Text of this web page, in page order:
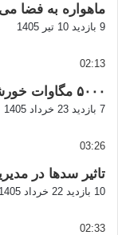
ماهواره به فضا
9 بازدید 10 تیر 1405
02:13
۵۰۰۰ مگاوات خورشیدی؛ رویای سبز یا وعده تکراری؟
7 بازدید 23 خرداد 1405
03:26
تاثیر سدها در
10 بازدید 22 خرداد 1405
02:33